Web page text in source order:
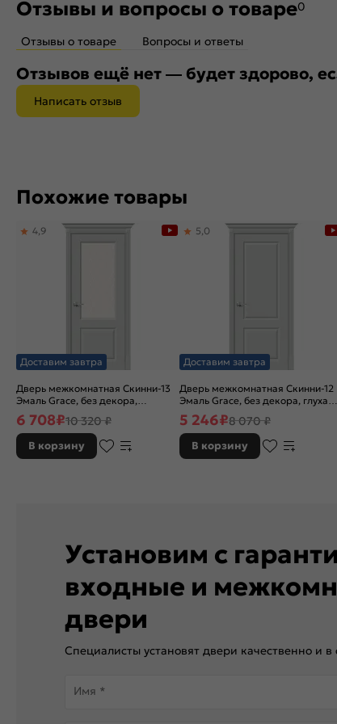
Отзывы и вопросы о товаре0
Отзывы о товаре Вопросы и ответы
Отзывов ещё нет — будет здорово,
Написать отзыв
Похожие товары
Доставим завтра
Дверь межкомнатная Скинни-13
Эмаль Grace, без декора,
остекленная, white сrystal, без
кромки, скиновая
4,9
6 708₽10 320 ₽
В корзину
Доставим завтра
Дверь межкомнатная Скинни-12
Эмаль Grace, без декора, глухая,
без стекла, без кромки, скиновая
5,0
5 246₽8 070 ₽
В корзину
Установим с
входные и
двери
Специалисты установят двери качественно и в
Имя *